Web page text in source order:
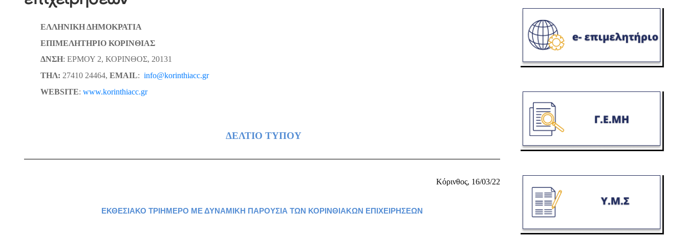
ΕΛΛΗΝΙΚΗ ΔΗΜΟΚΡΑΤΙΑ
ΕΠΙΜΕΛΗΤΗΡΙΟ ΚΟΡΙΝΘΙΑΣ
ΔΝΣΗ: ΕΡΜΟΥ 2, ΚΟΡΙΝΘΟΣ, 20131
ΤΗΛ: 27410 24464, EMAIL: info@korinthiacc.gr
WEBSITE: www.korinthiacc.gr
ΔΕΛΤΙΟ ΤΥΠΟΥ
Κόρινθος, 16/03/22
ΕΚΘΕΣΙΑΚΟ ΤΡΙΗΜΕΡΟ ΜΕ ΔΥΝΑΜΙΚΗ ΠΑΡΟΥΣΙΑ ΤΩΝ ΚΟΡΙΝΘΙΑΚΩΝ ΕΠΙΧΕΙΡΗΣΕΩΝ